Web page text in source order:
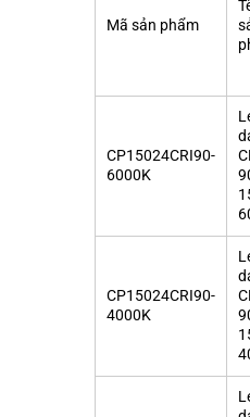
Mã sản phẩm
CP15024CRI90-
6000K
CP15024CRI90-
4000K